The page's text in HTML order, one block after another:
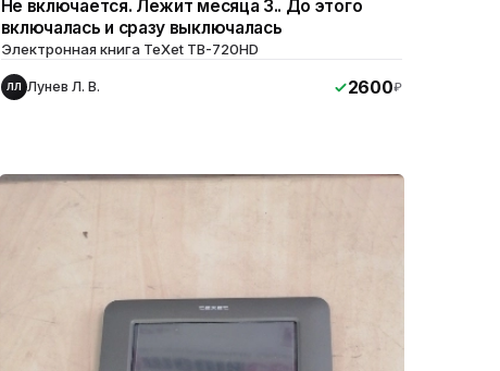
Не включается. Лежит месяца 3.. До этого
включалась и сразу выключалась
Электронная книга TeXet TB-720HD
ЛЛ Лунев Л. В. 2600₽